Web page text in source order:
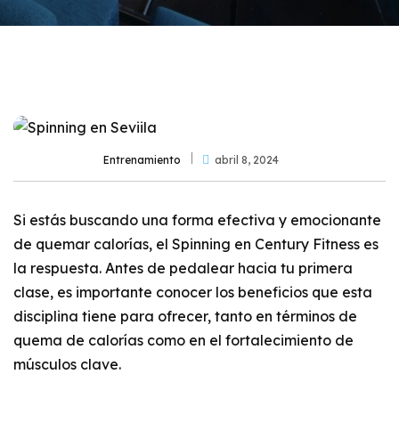
Entrenamiento abril 8, 2024
Si estás buscando una forma efectiva y emocionante
de quemar calorías, el Spinning en Century Fitness es
la respuesta. Antes de pedalear hacia tu primera
clase, es importante conocer los beneficios que esta
disciplina tiene para ofrecer, tanto en términos de
quema de calorías como en el fortalecimiento de
músculos clave.